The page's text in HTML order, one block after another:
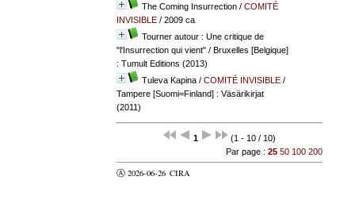
The Coming Insurrection/ COMITÉ
INVISIBLE/ 2009 ca
Tourner autour : Une critique de
"l'Insurrection qui vient"/ Bruxelles [Belgique]
: Tumult Editions (2013)
Tuleva Kapina/ COMITÉ INVISIBLE/
Tampere [Suomi=Finland] : Väsärikirjat
(2011)
1
(1 - 10 / 10)
Par page : 25 50 100 200
Ⓐ 2026-06-26 CIRA